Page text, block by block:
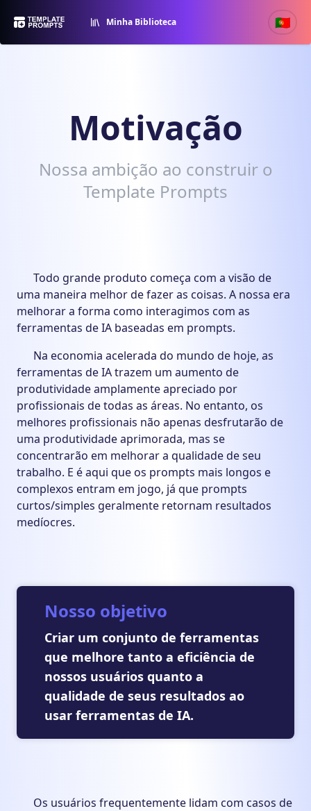
Minha Biblioteca 🇵🇹
Motivação
Nossa ambição ao construir o
Template Prompts
Todo grande produto começa com a visão de
uma maneira melhor de fazer as coisas. A nossa era
melhorar a forma como interagimos com as
ferramentas de IA baseadas em prompts.
Na economia acelerada do mundo de hoje, as
ferramentas de IA trazem um aumento de
produtividade amplamente apreciado por
profissionais de todas as áreas. No entanto, os
melhores profissionais não apenas desfrutarão de
uma produtividade aprimorada, mas se
concentrarão em melhorar a qualidade de seu
trabalho. E é aqui que os prompts mais longos e
complexos entram em jogo, já que prompts
curtos/simples geralmente retornam resultados
medíocres.
Nosso objetivo
Criar um conjunto de ferramentas
que melhore tanto a eficiência de
nossos usuários quanto a
qualidade de seus resultados ao
usar ferramentas de IA.
Os usuários frequentemente lidam com casos de